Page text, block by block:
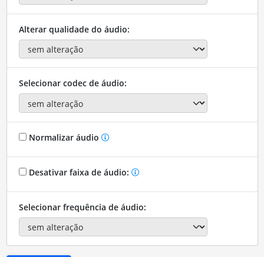
Alterar qualidade do áudio:
Selecionar codec de áudio:
Normalizar áudio
Desativar faixa de áudio:
Selecionar frequência de áudio: